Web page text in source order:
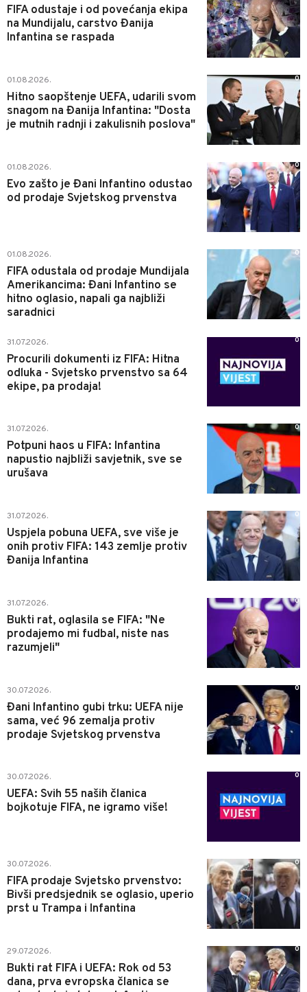
FIFA odustaje i od povećanja ekipa
na Mundijalu, carstvo Đanija
Infantina se raspada
01.08.2026.
Hitno saopštenje UEFA, udarili svom
snagom na Đanija Infantina: "Dosta
je mutnih radnji i zakulisnih poslova"
0
01.08.2026.
Evo zašto je Đani Infantino odustao
od prodaje Svjetskog prvenstva
0
01.08.2026.
FIFA odustala od prodaje Mundijala
Amerikancima: Đani Infantino se
hitno oglasio, napali ga najbliži
saradnici
0
31.07.2026.
Procurili dokumenti iz FIFA: Hitna
odluka - Svjetsko prvenstvo sa 64
ekipe, pa prodaja!
0
31.07.2026.
Potpuni haos u FIFA: Infantina
napustio najbliži savjetnik, sve se
urušava
0
31.07.2026.
Uspjela pobuna UEFA, sve više je
onih protiv FIFA: 143 zemlje protiv
Đanija Infantina
0
31.07.2026.
Bukti rat, oglasila se FIFA: "Ne
prodajemo mi fudbal, niste nas
razumjeli"
0
30.07.2026.
Đani Infantino gubi trku: UEFA nije
sama, već 96 zemalja protiv
prodaje Svjetskog prvenstva
0
30.07.2026.
UEFA: Svih 55 naših članica
bojkotuje FIFA, ne igramo više!
0
30.07.2026.
FIFA prodaje Svjetsko prvenstvo:
Bivši predsjednik se oglasio, uperio
prst u Trampa i Infantina
0
29.07.2026.
Bukti rat FIFA i UEFA: Rok od 53
dana, prva evropska članica se
0